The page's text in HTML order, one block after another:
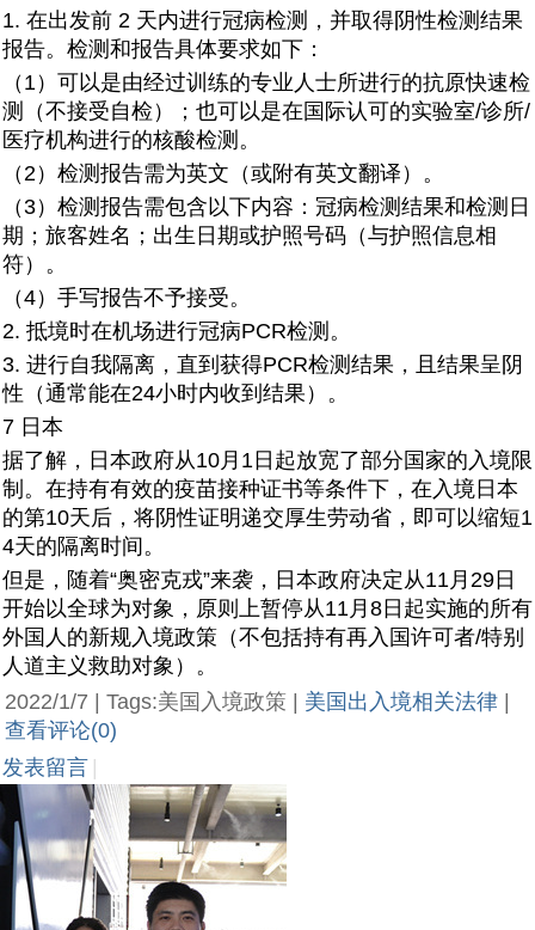
1. 在出发前 2 天内进行冠病检测，并取得阴性检测结果
报告。检测和报告具体要求如下：
（1）可以是由经过训练的专业人士所进行的抗原快速检
测（不接受自检）；也可以是在国际认可的实验室/诊所/
医疗机构进行的核酸检测。
（2）检测报告需为英文（或附有英文翻译）。
（3）检测报告需包含以下内容：冠病检测结果和检测日
期；旅客姓名；出生日期或护照号码（与护照信息相
符）。
（4）手写报告不予接受。
2. 抵境时在机场进行冠病PCR检测。
3. 进行自我隔离，直到获得PCR检测结果，且结果呈阴
性（通常能在24小时内收到结果）。
7 日本
据了解，日本政府从10月1日起放宽了部分国家的入境限
制。在持有有效的疫苗接种证书等条件下，在入境日本
的第10天后，将阴性证明递交厚生劳动省，即可以缩短1
4天的隔离时间。
但是，随着“奥密克戎”来袭，日本政府决定从11月29日
开始以全球为对象，原则上暂停从11月8日起实施的所有
外国人的新规入境政策（不包括持有再入国许可者/特别
人道主义救助对象）。
2022/1/7 | Tags:美国入境政策 | 美国出入境相关法律
查看评论(0)
发表留言